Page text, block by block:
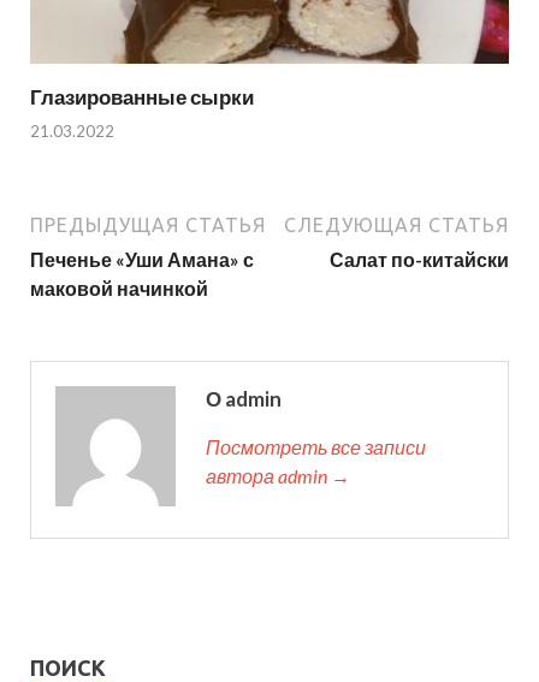
Глазированные сырки
21.03.2022
ПРЕДЫДУЩАЯ СТАТЬЯ
Печенье «Уши Амана» с
маковой начинкой
СЛЕДУЮЩАЯ СТАТЬЯ
Салат по-китайски
О admin
Посмотреть все записи
автора admin →
ПОИСК